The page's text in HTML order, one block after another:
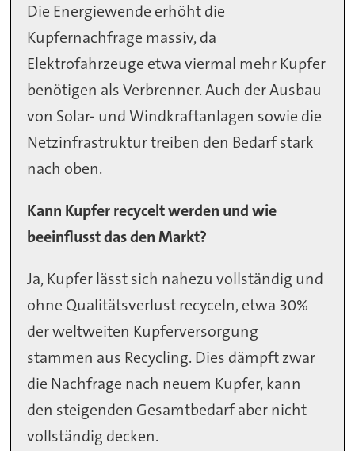
Die Energiewende erhöht die
Kupfernachfrage massiv, da
Elektrofahrzeuge etwa viermal mehr Kupfer
benötigen als Verbrenner. Auch der Ausbau
von Solar- und Windkraftanlagen sowie die
Netzinfrastruktur treiben den Bedarf stark
nach oben.
Kann Kupfer recycelt werden und wie
beeinflusst das den Markt?
Ja, Kupfer lässt sich nahezu vollständig und
ohne Qualitätsverlust recyceln, etwa 30%
der weltweiten Kupferversorgung
stammen aus Recycling. Dies dämpft zwar
die Nachfrage nach neuem Kupfer, kann
den steigenden Gesamtbedarf aber nicht
vollständig decken.